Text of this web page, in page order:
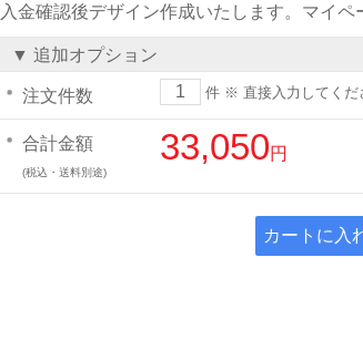
入金確認後デザイン作成いたします。マイペ
▼ 追加オプション
注文件数 件 ※ 直接入力してくだ
合計金額
(税込・送料別途)
33,050円
カートに入